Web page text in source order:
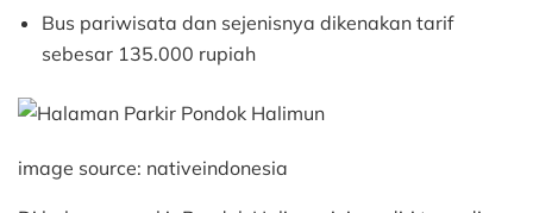
Bus pariwisata dan sejenisnya dikenakan tarif
sebesar 135.000 rupiah
image source: nativeindonesia